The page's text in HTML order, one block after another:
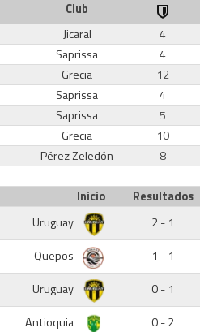
Club
Jicaral 4
Saprissa 4
Grecia 12
Saprissa 4
Saprissa 5
Grecia 10
Pérez Zeledón 8
Inicio Resultados
Uruguay 2 - 1
Quepos 1 - 1
Uruguay 0 - 1
Antioquia 0 - 2